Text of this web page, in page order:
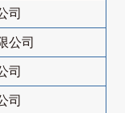
司
公司
司
司